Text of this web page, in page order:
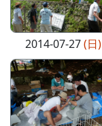
2014-07-27(日)